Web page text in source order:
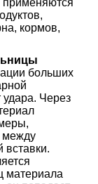
применяются
кормов,
больших
удара. Через
между
вставки.
материала